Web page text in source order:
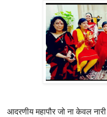
आदरणीय महापौर जो ना केवल